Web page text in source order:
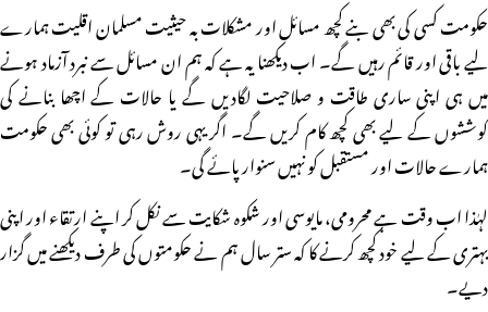
حکومت کسی کی بھی بنے کچھ مسائل اور مشکلات بہ حیثیت مسلمان اقلیت ہمارے
لیے باقی اور قائم رہیں گے۔ اب دیکھنا یہ ہے کہ ہم ان مسائل سے نبرد آزماد ہونے
میں ہی اپنی ساری طاقت و صلاحیت لگادیں گے یا حالات کے اچھا بنانے کی
کوششوں کے لیے بھی کچھ کام کریں گے۔ اگر یہی روش رہی تو کوئی بھی حکومت
ہمارے حالات اور مستقبل کو نہیں سنوار پائے گی۔
لہٰذا اب وقت ہے محرومی، مایوسی اور شکوہ شکایت سے نکل کر اپنے ارتقاء اور اپنی
بہتری کے لیے خود کچھ کرنے کا کہ ستر سال ہم نے حکومتوں کی طرف دیکھنے میں گزار
دیے۔